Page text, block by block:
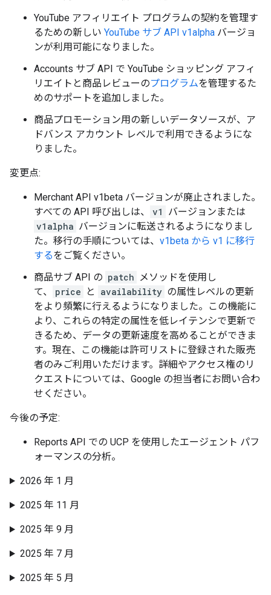
YouTube アフィリエイト プログラムの契約を管理す
るための新しい YouTube サブ API v1alpha バージョ
ンが利用可能になりました。
Accounts サブ API で YouTube ショッピング アフィ
リエイトと商品レビューのプログラムを管理するた
めのサポートを追加しました。
商品プロモーション用の新しいデータソースが、ア
ドバンス アカウント レベルで利用できるようにな
りました。
変更点:
Merchant API v1beta バージョンが廃止されました。
すべての API 呼び出しは、
v1
バージョンまたは
v1alpha バージョンに転送されるようになりまし
た。移行の手順については、 v1beta から v1 に移行
するをご覧ください。
商品サブ API の patch メソッドを使用し
て、
price と availability の属性レベルの更新
をより頻繁に行えるようになりました。この機能に
より、これらの特定の属性を低レイテンシで更新で
きるため、データの更新速度を高めることができま
す。現在、この機能は許可リストに登録された販売
者のみご利用いただけます。詳細やアクセス権のリ
クエストについては、Google の担当者にお問い合わ
せください。
今後の予定:
Reports API での UCP を使用したエージェント パフ
ォーマンスの分析。
2026 年 1 月
2025 年 11 月
2025 年 9 月
2025 年 7 月
2025 年 5 月